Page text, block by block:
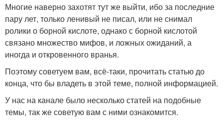
Многие наверно захотят тут же выйти, ибо за последние
пару лет, только ленивый не писал, или не снимал
ролики о борной кислоте, однако с борной кислотой
связано множество мифов, и ложных ожиданий, а
иногда и откровенного вранья.
Поэтому советуем вам, всё-таки, прочитать статью до
конца, что бы владеть в этой теме, полной информацией.
У нас на канале было несколько статей на подобные
темы, так же советую вам с ними ознакомится.